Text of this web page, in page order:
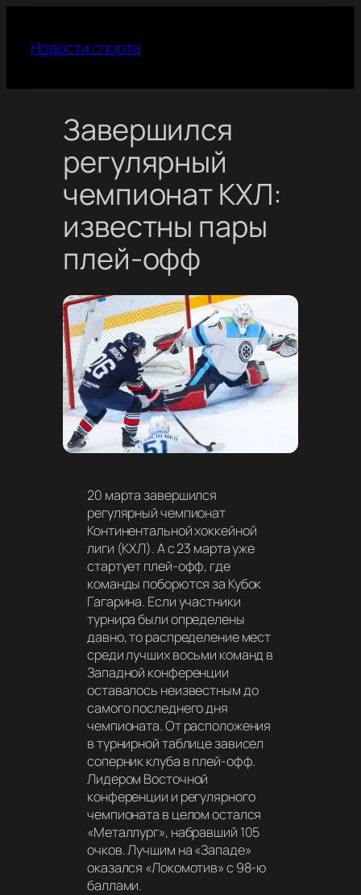
содержимому
Новости спорта
Завершился
регулярный
чемпионат КХЛ:
известны пары
плей-офф
20 марта завершился
регулярный чемпионат
Континентальной хоккейной
лиги (КХЛ). А с 23 марта уже
стартует плей-офф, где
команды поборются за Кубок
Гагарина. Если участники
турнира были определены
давно, то распределение мест
среди лучших восьми команд в
Западной конференции
оставалось неизвестным до
самого последнего дня
чемпионата. От расположения
в турнирной таблице зависел
соперник клуба в плей-офф.
Лидером Восточной
конференции и регулярного
чемпионата в целом остался
«Металлург», набравший 105
очков. Лучшим на «Западе»
оказался «Локомотив» с 98-ю
баллами.